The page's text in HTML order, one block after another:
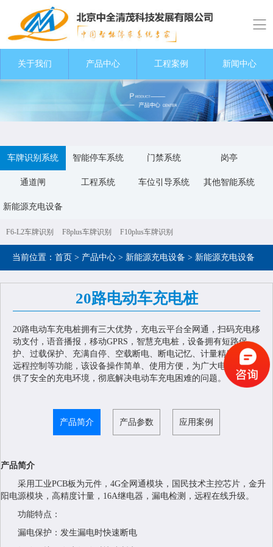
关于我们 产品中心 工程案例 新闻中心
关于我们 产品中心 工程案例 新闻中心
车牌识别系统 智能停车系统 门禁系统 岗亭
通道闸 工程系统 车位引导系统 其他智能系统
新能源充电设备
F6-L2车牌识别 F8plus车牌识别 F10plus车牌识别
当前位置： 首页 > 产品中心 > 新能源充电设备 > 新能源充电设备
20路电动车充电桩
20路电动车充电桩拥有三大优势，充电云平台全网通，扫码充电移
动支付，语音播报，移动GPRS，智慧充电桩，设备拥有短路保
护、过载保护、充满自停、空载断电、断电记忆、计量精度高，可
远程控制等功能，该设备操作简单、使用方便，为广大电动车主提
供了安全的充电环境，彻底解决电动车充电困难的问题。
产品简介 产品参数 应用案例
产品简介
采用工业PCB板为元件，4G全网通模块，国民技术主控芯片，金升
阳电源模块，高精度计量，16A继电器，漏电检测，远程在线升级。
功能特点：
漏电保护：发生漏电时快速断电